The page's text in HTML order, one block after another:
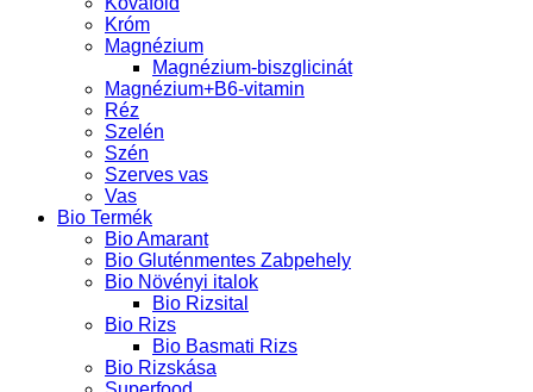
Króm
Magnézium
Magnézium-biszglicinát
Magnézium+B6-vitamin
Réz
Szelén
Szén
Szerves vas
Vas
Bio Termék
Bio Amarant
Bio Gluténmentes Zabpehely
Bio Növényi italok
Bio Rizsital
Bio Rizs
Bio Basmati Rizs
Bio Rizskása